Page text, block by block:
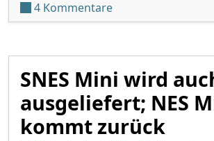
4 Kommentarezu Seedi: "Retro-
SNES Mini wird
ausgeliefert; NES
kommt zurück